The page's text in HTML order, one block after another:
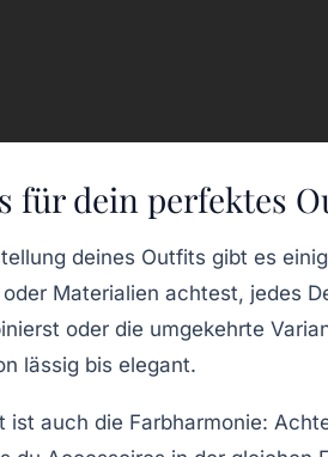
für dein perfektes
deines Outfits gibt es
oder Materialien achtest, jedes
oder die umgekehrte
lässig bis elegant.
ist auch die Farbharmonie: